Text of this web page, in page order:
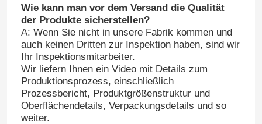
Wie kann man vor dem Versand die Qualität
der Produkte sicherstellen?
A: Wenn Sie nicht in unsere Fabrik kommen und
auch keinen Dritten zur Inspektion haben, sind wir
Ihr Inspektionsmitarbeiter.
Wir liefern Ihnen ein Video mit Details zum
Produktionsprozess, einschließlich
Prozessbericht, Produktgrößenstruktur und
Oberflächendetails, Verpackungsdetails und so
weiter.